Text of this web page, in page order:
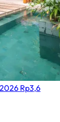
Rp3,6